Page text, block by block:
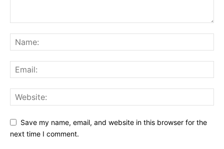
Save my name, email, and website in this browser for the
next time I comment.